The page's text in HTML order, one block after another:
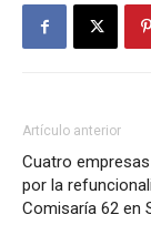
Artículo anterior
Cuatro
por la
Comisaría 62 en